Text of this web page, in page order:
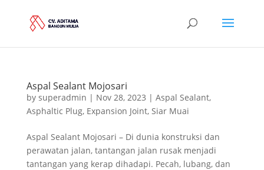
Aspal Sealant Mojosari
by superadmin | Nov 28, 2023 | Aspal Sealant,
Asphaltic Plug, Expansion Joint, Siar Muai
Aspal Sealant Mojosari – Di dunia konstruksi dan
perawatan jalan, tantangan jalan rusak menjadi
tantangan yang kerap dihadapi. Pecah, lubang, dan